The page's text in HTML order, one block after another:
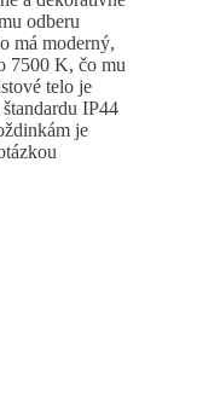
odberu
má moderný,
7500 K, čo mu
telo je
IP44
je